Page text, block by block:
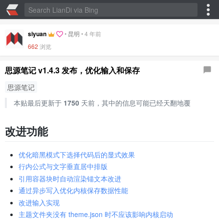
siyuan • 昆明 •4 年前
662 浏览
思源笔记 v1.4.3 发布，优化输入和保存
思源笔记
本贴最后更新于 1750天前，其中的信息可能已经天翻地覆
改进功能
优化暗黑模式下选择代码后的显式效果
行内公式与文字垂直居中排版
引用容器块时自动渲染锚文本改进
通过异步写入优化内核保存数据性能
改进输入实现
主题文件夹没有 theme.json 时不应该影响内核启动